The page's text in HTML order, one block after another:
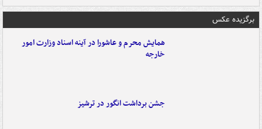
برگزیده عکس
همایش محرم و عاشورا در آینه اسناد وزارت امور
خارجه
جشن برداشت انگور در ترشیز